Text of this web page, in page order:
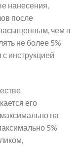
нанесения,
после
чем в
не более 5%
инструкцией
его
на
5%